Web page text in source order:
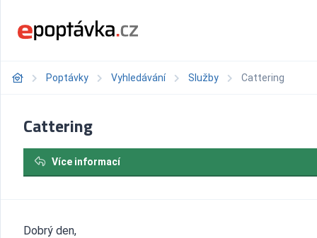
Poptávky Vyhledávání Služby Cattering
Cattering
Více informací
Dobrý den,